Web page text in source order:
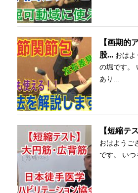
【画期的
股... おはよ
の堀です。
あり...
【短縮テ
おはようご
です。 いつ